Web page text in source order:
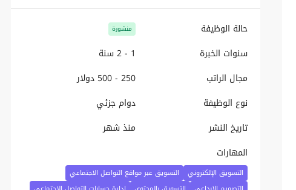
حالة الوظيفة منشورة
سنوات الخبرة
1 - 2 سنة
مجال الراتب
250 - 500 دولار
نوع الوظيفة
دوام جزئي
تاريخ النشر
منذ شهر
المهارات
التسويق الإلكتروني
التسويق عبر مواقع التواصل الاجتماعي